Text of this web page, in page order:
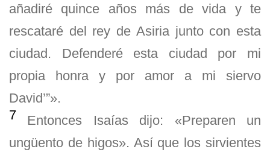
añadiré quince años más de vida y te
rescataré del rey de Asiria junto con esta
ciudad. Defenderé esta ciudad por mi
propia honra y por amor a mi siervo
David’”».
7 Entonces Isaías dijo: «Preparen un
ungüento de higos». Así que los sirvientes